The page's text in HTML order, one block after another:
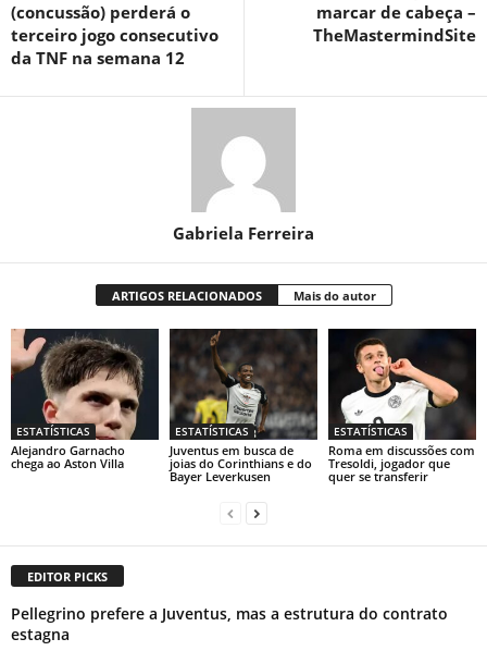
(concussão) perderá o
terceiro jogo consecutivo
da TNF na semana 12
marcar de cabeça –
TheMastermindSite
Gabriela Ferreira
ARTIGOS RELACIONADOS Mais do autor
ESTATÍSTICAS
Alejandro Garnacho
chega ao Aston Villa
ESTATÍSTICAS
Juventus em busca de
joias do Corinthians e do
Bayer Leverkusen
ESTATÍSTICAS
Roma em discussões com
Tresoldi, jogador que
quer se transferir
EDITOR PICKS
Pellegrino prefere a Juventus, mas a estrutura do contrato
estagna